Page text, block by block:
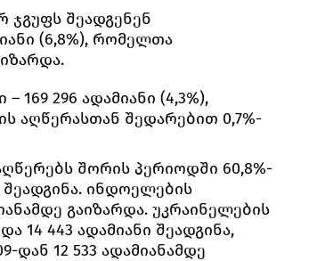
შეადგენენ
(6,8%), რომელთა
169 296 ადამიანი (4,3%),
აღწერასთან შედარებით 0,7%-
შორის პერიოდში 60,8%-
შეადგინა. ინდოელების
გაიზარდა. უკრაინელების
14 443 ადამიანი შეადგინა,
12 533 ადამიანამდე